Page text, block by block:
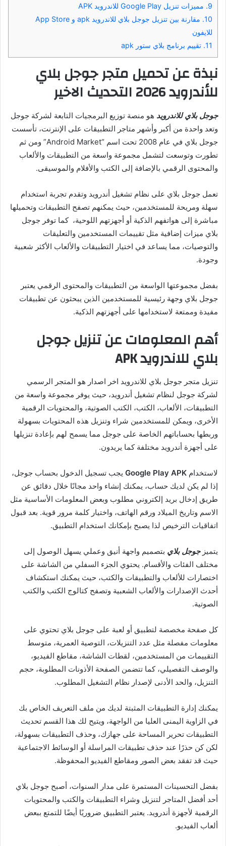
9. مميزات تنزيل Google Play للاندرويد APK
10.
مقارنة بين تنزيل جوجل بلاي للاندرويد apk و App Store
للايفون
11. تقييم برنامج بلاي ستور apk
نبذة عن تحميل متجر جوجل بلاي
للأندرويد 2026 التحديث الاخير
جوجل بلاي للاندرويد هو منصة توزيع البرمجيات التابعة لشركة جوجل
وتعد واحدة من أكبر وأشهر متاجر التطبيقات على الإنترنت، تأسست
جوجل بلاي في عام 2008 تحت اسم “Android Market” ومن ثم
تطورت وتوسعت لتشمل مجموعة واسعة من التطبيقات والألعاب
والمحتوى الرقمي بالإضافة إلى الكتب والأفلام والموسيقى.
تعمل جوجل بلاي على نظام تشغيل أندرويد وتقدم تجربة استخدام
سهلة ومريحة للمستخدمين، حيث يمكنهم تصفح التطبيقات وتحميلها
مباشرة إلى هواتفهم الذكية أو أجهزتهم اللوحية، كما توفر جوجل
بلاي ميزات إضافية مثل تقييمات المستخدمين والتعليقات
والتوصيات، مما يساعد في اختيار التطبيقات والألعاب الأكثر شعبية
وجودة.
بفضل مجموعتها الواسعة من التطبيقات والمحتوى الرقمي يعتبر
جوجل بلاي وجهة رئيسية للمستخدمين الذين يبحثون عن تطبيقات
مفيدة وممتعة لاستخدامها على أجهزتهم الذكية.
أهم المعلومات عن تنزيل جوجل
بلاي للاندرويد APK
تنزيل متجر جوجل بلاي للاندرويد اخر اصدار هو المتجر الرسمي
لشركة جوجل لنظام تشغيل أندرويد، حيث يوفر مجموعة واسعة من
التطبيقات، الألعاب، الكتب، الكتب الصوتية، والمحتويات الرقمية
الأخرى، ويمكن للمستخدمين شراء وتنزيل هذه المحتويات بسهولة
وربطها بحساباتهم الخاصة على جوجل مما يسمح لهم بإعادة تنزيلها
على أجهزة أندرويد مختلفة كما يريدون.
لاستخدام Google Play APK يجب تسجيل الدخول بحساب جوجل،
إذا لم يكن لديك حساب، يمكنك إنشاء واحد مجانًا خلال دقائق عن
طريق إدخال بريد إلكتروني مطلوب وبعض المعلومات الأساسية مثل
الاسم وتاريخ الميلاد ورقم الهاتف، واختيار كلمة مرور قوية. بعد قبول
اتفاقيات الترخيص لذا يصبح بإمكانك استخدام التطبيق.
يتميزجوجل بلاي بتصميم واجهة أنيق وعملي يسهل الوصول إلى
مختلف الفئات والأقسام. يحتوي الجزء السفلي من الشاشة على
اختصارات للألعاب والتطبيقات والكتب، حيث يمكنك استكشاف
أحدث الإصدارات والألعاب الشعبية وتصفح كتالوج الكتب والكتب
الصوتية.
كل صفحة مخصصة لتطبيق أو لعبة على جوجل بلاي تحتوي على
معلومات مفصلة مثل عدد التنزيلات، التوصية العمرية، متوسط
التقييمات من المستخدمين، لقطات الشاشة، مقاطع الفيديو،
والوصف التفصيلي، كما تتضمن الصفحة الأذونات المطلوبة، حجم
التنزيل، والحد الأدنى لإصدار نظام التشغيل المطلوب.
يمكنك إدارة التطبيقات المثبتة لديك من ملف التعريف الخاص بك
في الزاوية اليمنى العليا من الواجهة، ويتيح لك هذا القسم تحديث
التطبيقات تحرير المساحة على جهازك، وحذف التطبيقات بسهولة،
لكن كن حذرًا عند حذف تطبيقات المراسلة أو الوسائط الاجتماعية
حيث قد تفقد بعض الصور ومقاطع الفيديو المحفوظة.
بفضل التحسينات المستمرة على مدار السنوات، أصبح جوجل بلاي
أحد أفضل المتاجر لتنزيل وشراء التطبيقات والكتب والمحتويات
الرقمية لأجهزة أندرويد. يعتبر التطبيق ضروريًا أيضًا للتمتع ببعض
ألعاب الفيديو.